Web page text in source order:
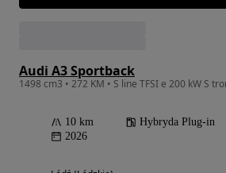
Audi A3 Sportback
10 km Hybryda Plug-in
2026